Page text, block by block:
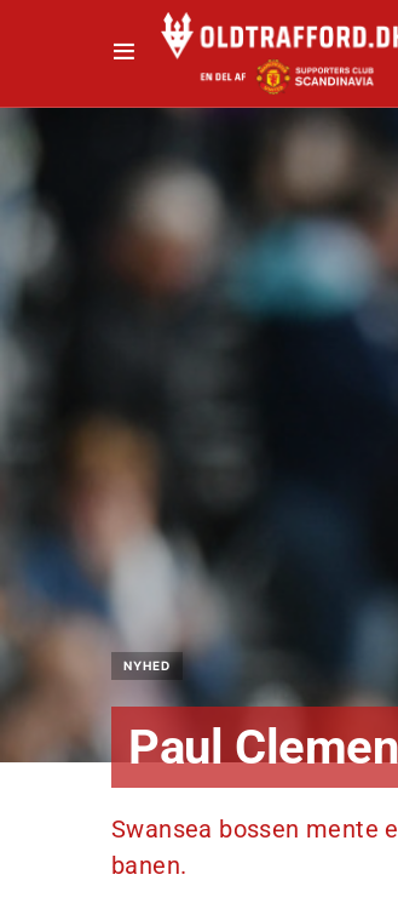
NYHED
Paul
Swansea bossen mente
banen.